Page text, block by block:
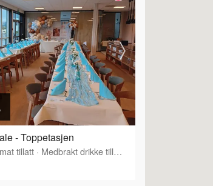
- Toppetasjen
tillatt · Medbrakt drikke tillatt